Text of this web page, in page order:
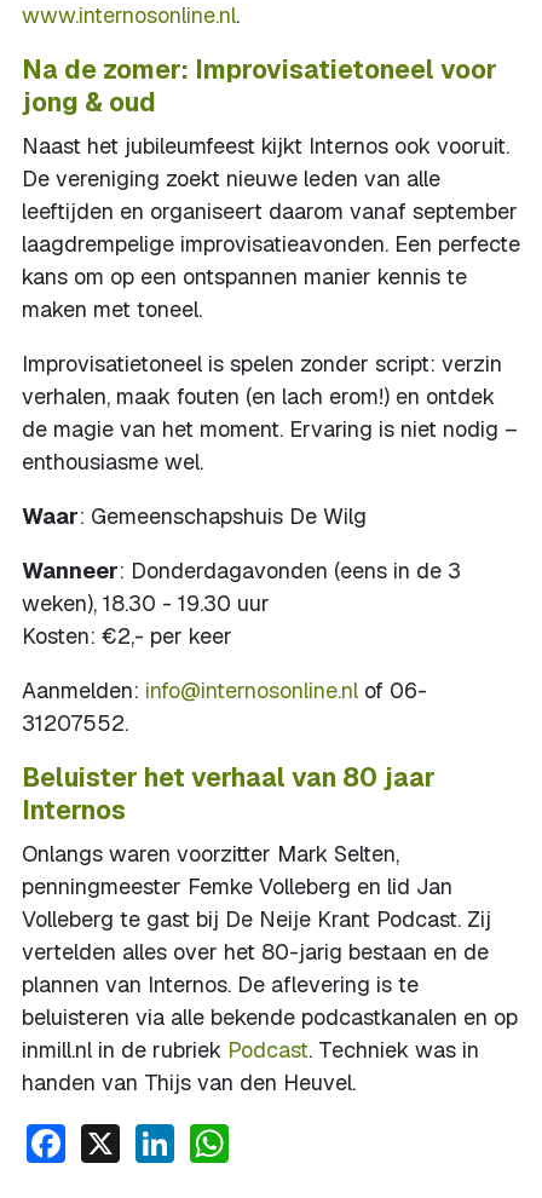
www.internosonline.nl.
Na de zomer: Improvisatietoneel voor
jong & oud
Naast het jubileumfeest kijkt Internos ook vooruit.
De vereniging zoekt nieuwe leden van alle
leeftijden en organiseert daarom vanaf september
laagdrempelige improvisatieavonden. Een perfecte
kans om op een ontspannen manier kennis te
maken met toneel.
Improvisatietoneel is spelen zonder script: verzin
verhalen, maak fouten (en lach erom!) en ontdek
de magie van het moment. Ervaring is niet nodig –
enthousiasme wel.
Waar: Gemeenschapshuis De Wilg
Wanneer: Donderdagavonden (eens in de 3
weken), 18.30 - 19.30 uur
Kosten: €2,- per keer
Aanmelden: info@internosonline.nl of 06-
31207552.
Beluister het verhaal van 80 jaar
Internos
Onlangs waren voorzitter Mark Selten,
penningmeester Femke Volleberg en lid Jan
Volleberg te gast bij De Neije Krant Podcast. Zij
vertelden alles over het 80-jarig bestaan en de
plannen van Internos. De aflevering is te
beluisteren via alle bekende podcastkanalen en op
inmill.nl in de rubriek Podcast. Techniek was in
handen van Thijs van den Heuvel.
Facebook
X LinkedIn